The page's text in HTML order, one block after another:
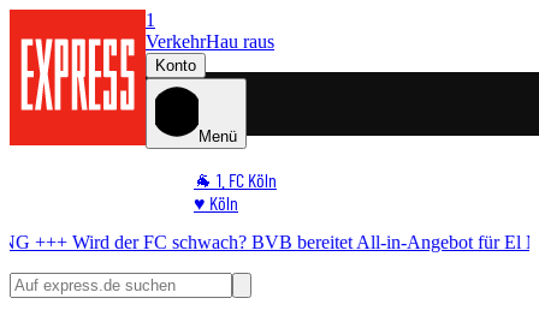
1
VerkehrHau raus
Konto
Menü
🐐 1. FC Köln
♥️ Köln
🛒 Shoppingwelt
BVB bereitet All-in-Angebot für El Mala vor+++ EILMELDUNG